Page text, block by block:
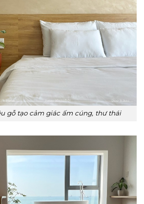
gỗ tạo cảm giác ấm cúng, thư thái